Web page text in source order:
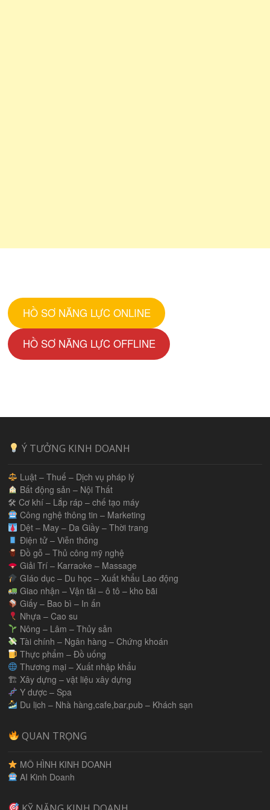
HỒ SƠ NĂNG LỰC ONLINE
HỒ SƠ NĂNG LỰC OFFLINE
Ý TƯỞNG KINH DOANH
Luật – Thuế – Dịch vụ pháp lý
Bất động sản – Nội Thất
🛠 Cơ khí – Lắp ráp – chế tạo máy
Công nghệ thông tin – Marketing
Dệt – May – Da Giầy – Thời trang
Điện tử – Viễn thông
Đồ gỗ – Thủ công mỹ nghệ
Giải Trí – Karraoke – Massage
GIáo dục – Du học – Xuất khẩu Lao động
Giao nhận – Vận tải – ô tô – kho bãi
Giấy – Bao bì – In ấn
Nhựa – Cao su
Nông – Lâm – Thủy sản
Tài chính – Ngân hàng – Chứng khoán
Thực phẩm – Đồ uống
Thương mại – Xuất nhập khẩu
🏗 Xây dựng – vật liệu xây dựng
Y dược – Spa
Du lịch – Nhà hàng,cafe,bar,pub – Khách sạn
QUAN TRỌNG
MÔ HÌNH KINH DOANH
AI Kinh Doanh